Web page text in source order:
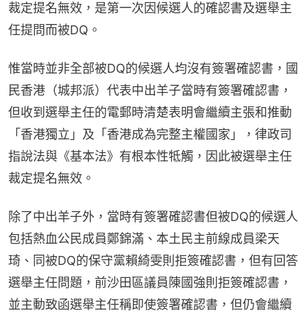
裁定提名無效，是第一次因候選人的確認書及選舉主
任提問而被DQ。
惟當時並非全部被DQ的候選人均沒有簽署確認書，國
民香港（城邦派）代表中出羊子當時有簽署確認書，
但收到選舉主任的電郵時清楚表明會繼續主張和推動
「香港獨立」及「香港成為完整主權國家」，律政司
指說法與《基本法》有根本性牴觸，因此被選舉主任
裁定提名無效。
除了中出羊子外，當時有簽署確認書但被DQ的候選人
包括熱血公民成員鄭錦滿、本土民主前線成員梁天
琦、同被DQ的保守黨賴綺雯則拒簽確認書，但有回答
選舉主任問題，前沙田區議員陳國強則拒簽確認書，
並主動致函選舉主任稱即使簽署確認書，但仍會繼續